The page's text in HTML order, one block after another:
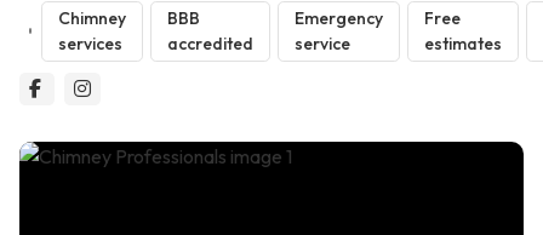
Chimney
services
BBB
accredited
Emergency
service
Free
estimates